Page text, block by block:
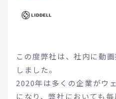
この度弊社は、社内に動
しました。
2020年は多くの企業がウ
になり、弊社においても